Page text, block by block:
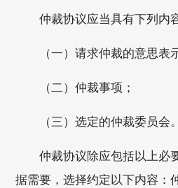
仲裁协议应当具有下列内
（一）请求仲裁的意思表
（二）仲裁事项；
（三）选定的仲裁委员会。
仲裁协议除应包括以上必
据需要，选择约定以下内容：